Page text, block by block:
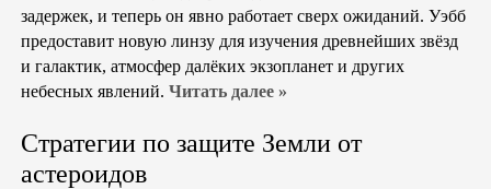
задержек, и теперь он явно работает сверх ожиданий. Уэбб
предоставит новую линзу для изучения древнейших звёзд
и галактик, атмосфер далёких экзопланет и других
небесных явлений. Читать далее »
Стратегии по защите Земли от
астероидов